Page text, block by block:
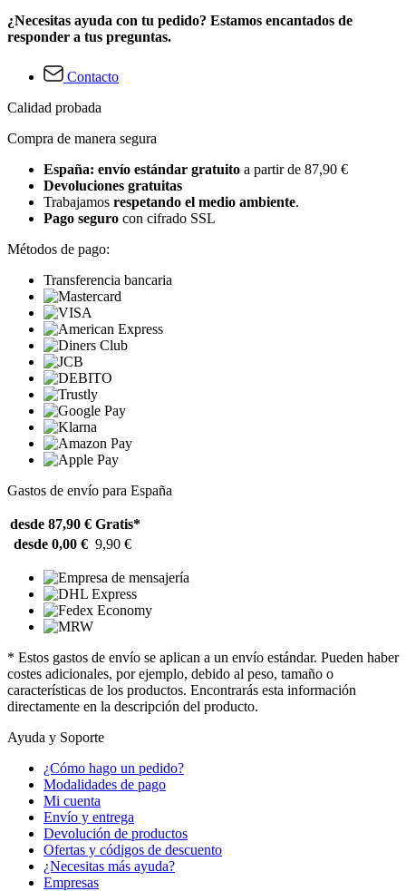
¿Necesitas ayuda con tu pedido? Estamos encantados de
responder a tus preguntas.
Contacto
Calidad probada
Compra de manera segura
España: envío estándar gratuito a partir de 87,90 €
Devoluciones gratuitas
Trabajamos respetando el medio ambiente.
Pago seguro con cifrado SSL
Métodos de pago:
Transferencia bancaria
Gastos de envío para España
desde 87,90 € Gratis*
desde 0,00 € 9,90 €
* Estos gastos de envío se aplican a un envío estándar. Pueden haber
costes adicionales, por ejemplo, debido al peso, tamaño o
características de los productos. Encontrarás esta información
directamente en la descripción del producto.
Ayuda y Soporte
¿Cómo hago un pedido?
Modalidades de pago
Mi cuenta
Envío y entrega
Devolución de productos
Ofertas y códigos de descuento
¿Necesitas más ayuda?
Empresas